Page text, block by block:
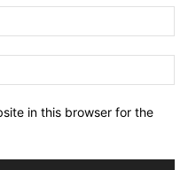
in this browser for the